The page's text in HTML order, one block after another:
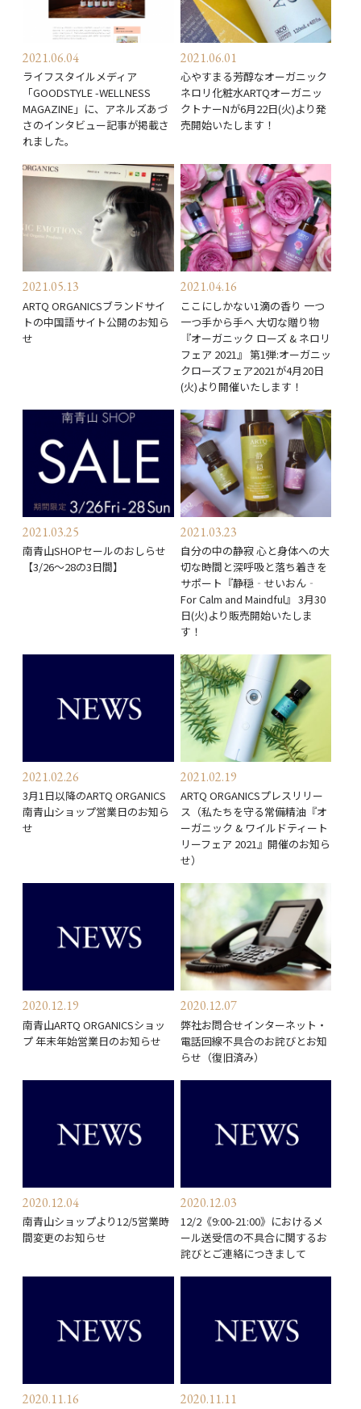
2021.06.04
ライフスタイルメディア
「GOODSTYLE -WELLNESS
MAGAZINE」に、アネルズあづ
さのインタビュー記事が掲載さ
れました。
2021.06.01
心やすまる芳醇なオーガニック
ネロリ化粧水ARTQオーガニッ
クトナーNが6月22日(火)より発
売開始いたします！
2021.05.13
ARTQ ORGANICSブランドサイ
トの中国語サイト 公開のお知ら
せ
2021.04.16
ここにしかない1滴の香り 一つ
一つ手から手へ 大切な贈り物
『オーガニック ローズ & ネロリ
フェア 2021』 第1弾:オーガニッ
クローズフェア2021が4月20日
(火)より開催いたします！
2021.03.25
南青山SHOPセールのおしらせ
【3/26～28の3日間】
2021.03.23
自分の中の静寂 心と身体への大
切な時間と深呼吸と落ち着きを
サポート『静穏‐せいおん‐
For Calm and Maindful』 3月30
日(火)より販売開始いたしま
す！
2021.02.26
3月1日以降のARTQ ORGANICS
南青山ショップ営業日のお知ら
せ
2021.02.19
ARTQ ORGANICSプレスリリー
ス（私たちを守る常備精油『オ
ーガニック & ワイルドティート
リーフェア 2021』開催のお知ら
せ）
2020.12.19
南青山ARTQ ORGANICSショッ
プ 年末年始営業日のお知らせ
2020.12.07
弊社お問合せインターネット・
電話回線不具合のお詫びとお知
らせ（復旧済み）
2020.12.04
南青山ショップより12/5営業時
間変更のお知らせ
2020.12.03
12/2《9:00-21:00》におけるメ
ール送受信の不具合に関するお
詫びとご連絡につきまして
2020.11.16 2020.11.11